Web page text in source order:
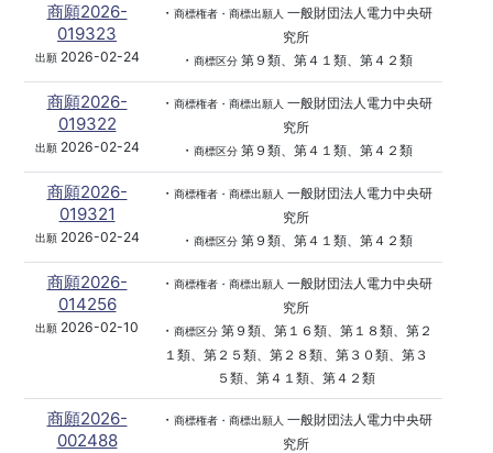
商願2026-
019323
出願2026-02-24
・ 商標権者・商標出願人 一般財団法人電力中央研
究所
・ 商標区分第９類、第４１類、第４２類
商願2026-
019322
出願2026-02-24
・ 商標権者・商標出願人 一般財団法人電力中央研
究所
・ 商標区分第９類、第４１類、第４２類
商願2026-
019321
出願2026-02-24
・ 商標権者・商標出願人 一般財団法人電力中央研
究所
・ 商標区分第９類、第４１類、第４２類
商願2026-
014256
出願 2026-02-10
・ 商標権者・商標出願人 一般財団法人電力中央研
究所
・ 商標区分第９類、第１６類、第１８類、第２
１類、第２５類、第２８類、第３０類、第３
５類、第４１類、第４２類
商願2026-
002488
・ 商標権者・商標出願人 一般財団法人電力中央研
究所